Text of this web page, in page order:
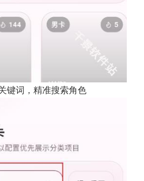
键词，精准搜索角色